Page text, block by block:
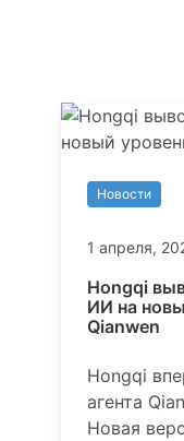
Новости
1 апреля,
Hongqi
ИИ на
Qianwen
Hongqi
агента
Новая